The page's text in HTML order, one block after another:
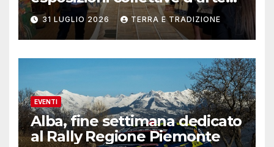
contemporanea
31 LUGLIO 2026 TERRA E TRADIZIONE
EVENTI
Alba, fine settimana dedicato
al Rally Regione Piemonte